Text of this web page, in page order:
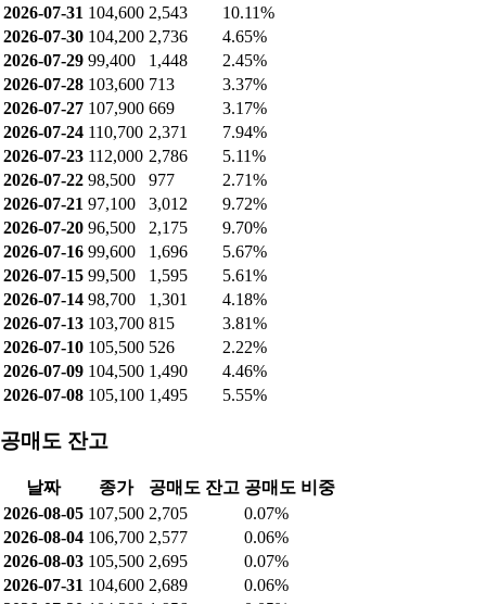
최근 공매도 거래량: 868 (2.55%)
최근 공매도 잔고: 2,705 (0.07%)
공매도 거래량
날짜 종가 공매도량
공매도비중
2026-08-06 112,900 868
2.55%
2026-08-05 107,500 461
2.56%
2026-08-04 106,700 948
3.27%
2026-08-03 105,500 2,683
9.63%
2026-07-31 104,600 2,543
10.11%
2026-07-30 104,200 2,736
4.65%
2026-07-29 99,400 1,448
2.45%
2026-07-28 103,600 713
3.37%
2026-07-27 107,900 669
3.17%
2026-07-24 110,700 2,371
7.94%
2026-07-22 98,500
2026-07-20
96,500 2,175
9.70%
2026-07-16 99,600 1,696
5.67%
2026-07-15 99,500 1,595
5.61%
2026-07-14 98,700 1,301
4.18%
2026-07-13 103,700 815
3.81%